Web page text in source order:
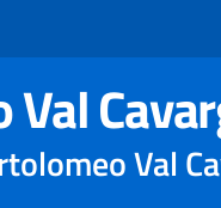
Val